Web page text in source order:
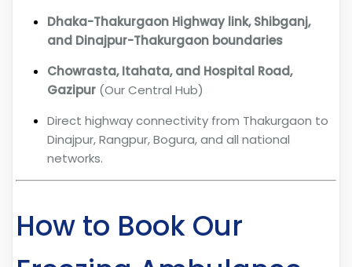
Dhaka-Thakurgaon Highway link, Shibganj,
and Dinajpur-Thakurgaon boundaries
Chowrasta, Itahata, and Hospital Road,
Gazipur (Our Central Hub)
Direct highway connectivity from Thakurgaon to
Dinajpur, Rangpur, Bogura, and all national
networks.
How to Book Our